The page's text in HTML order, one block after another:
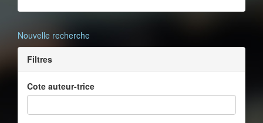
Nouvelle recherche
Filtres
Cote auteur-trice